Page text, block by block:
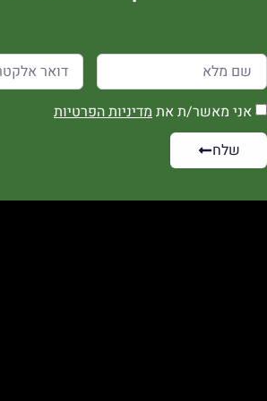
אני מאשר/ת את מדיניות הפרטיות
שלח